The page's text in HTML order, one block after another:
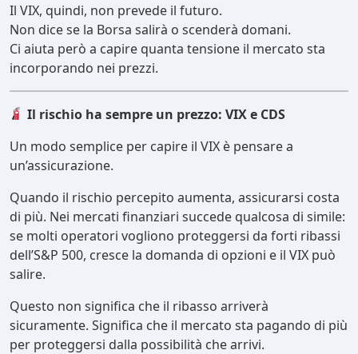
Il VIX, quindi, non prevede il futuro.
Non dice se la Borsa salirà o scenderà domani.
Ci aiuta però a capire quanta tensione il mercato sta
incorporando nei prezzi.
Il rischio ha sempre un prezzo: VIX e CDS
Un modo semplice per capire il VIX è pensare a
un’assicurazione.
Quando il rischio percepito aumenta, assicurarsi costa
di più. Nei mercati finanziari succede qualcosa di simile:
se molti operatori vogliono proteggersi da forti ribassi
dell’S&P 500, cresce la domanda di opzioni e il VIX può
salire.
Questo non significa che il ribasso arriverà
sicuramente. Significa che il mercato sta pagando di più
per proteggersi dalla possibilità che arrivi.